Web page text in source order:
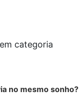
categoria
no mesmo sonho?